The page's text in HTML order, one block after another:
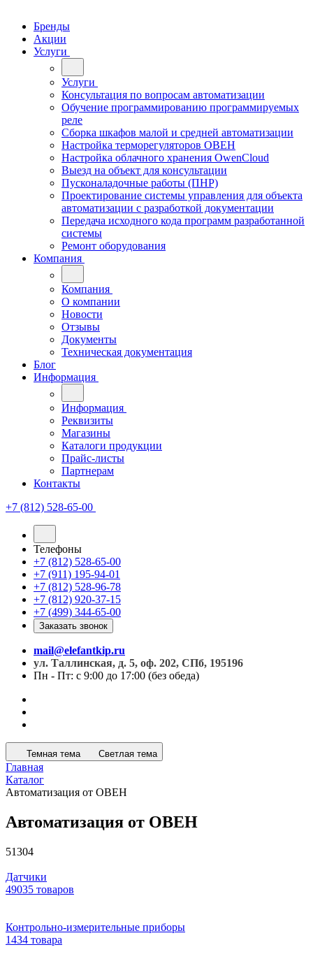
Бренды
Акции
Услуги
Услуги
Консультация по вопросам автоматизации
Обучение программированию программируемых
реле
Сборка шкафов малой и средней автоматизации
Настройка терморегуляторов ОВЕН
Настройка облачного хранения OwenCloud
Выезд на объект для консультации
Пусконаладочные работы (ПНР)
Проектирование системы управления для объекта
автоматизации с разработкой документации
Передача исходного кода программ разработанной
системы
Ремонт оборудования
Компания
Компания
О компании
Новости
Отзывы
Документы
Техническая документация
Блог
Информация
Информация
Реквизиты
Магазины
Каталоги продукции
Прайс-листы
Партнерам
Контакты
+7 (812) 528-65-00
Телефоны
+7 (812) 528-65-00
+7 (911) 195-94-01
+7 (812) 528-96-78
+7 (812) 920-37-15
+7 (499) 344-65-00
Заказать звонок
mail@elefantkip.ru
ул. Таллинская, д. 5, оф. 202, СПб, 195196
Пн - Пт: с 9:00 до 17:00 (без обеда)
Темная тема Светлая тема
Главная
Каталог
Автоматизация от ОВЕН
Автоматизация от ОВЕН
51304
Датчики
49035 товаров
Контрольно-измерительные приборы
1434 товара